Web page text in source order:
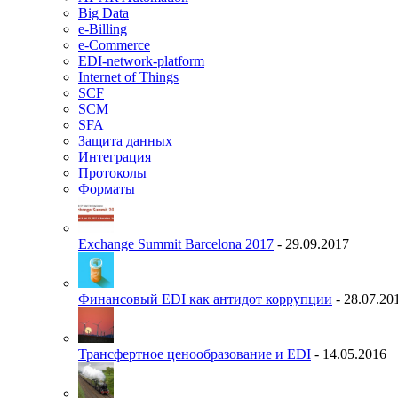
Big Data
e-Billing
e-Commerce
EDI-network-platform
Internet of Things
SCF
SCM
SFA
Защита данных
Интеграция
Протоколы
Форматы
Exchange Summit Barcelona 2017 - 29.09.2017
Финансовый EDI как антидот коррупции -
Трансфертное ценообразование и EDI - 14.05.2016